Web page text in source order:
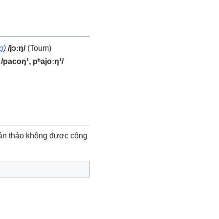
) /jɔːŋ/(Toum)
/pacoŋ¹, pʰajoːŋ¹/
thảo không được công